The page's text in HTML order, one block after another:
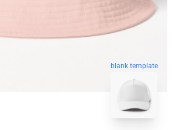
blank template